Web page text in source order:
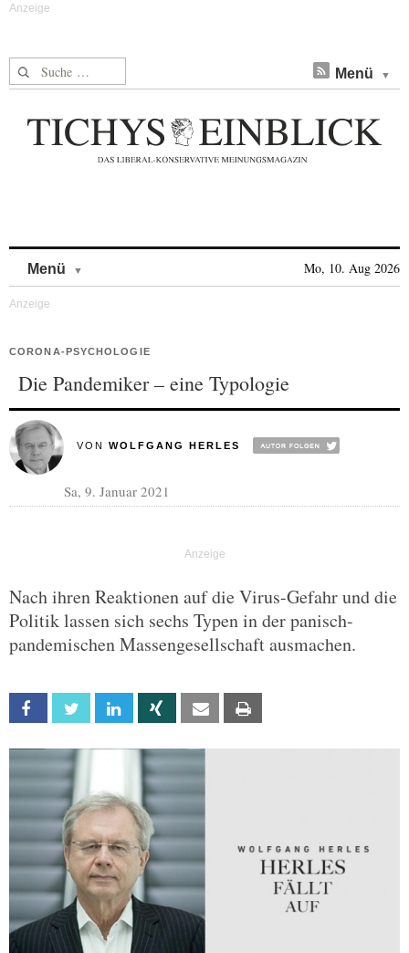
Suche nach: Menü
Menü Mo, 10. Aug 2026
CORONA-PSYCHOLOGIE
Die Pandemiker – eine Typologie
VON WOLFGANG HERLES
Sa, 9. Januar 2021
Nach ihren Reaktionen auf die Virus-Gefahr und die
Politik lassen sich sechs Typen in der panisch-
pandemischen Massengesellschaft ausmachen.
Facebook Twitter Linkedin Xing Email